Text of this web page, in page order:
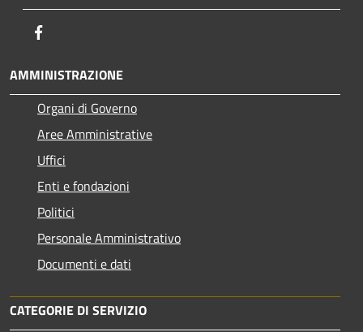
AMMINISTRAZIONE
Organi di Governo
Aree Amministrative
Uffici
Enti e fondazioni
Politici
Personale Amministrativo
Documenti e dati
CATEGORIE DI SERVIZIO